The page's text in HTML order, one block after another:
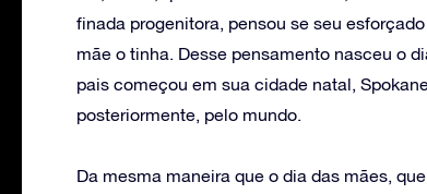
finada progenitora, pensou se seu
mãe o tinha. Desse pensamento nasceu o
pais começou em sua cidade natal,
posteriormente, pelo mundo.
Da mesma maneira que o dia das mães,